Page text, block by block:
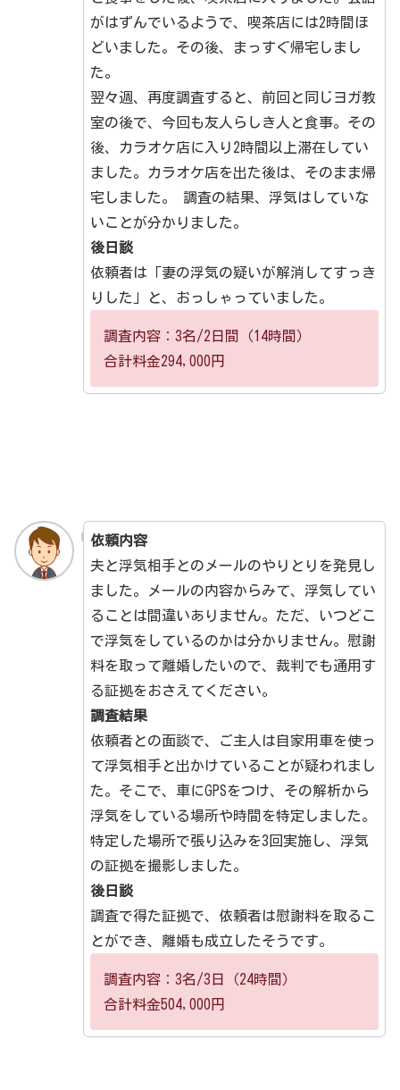
がはずんでいるようで、喫茶店には2時間ほ
どいました。その後、まっすぐ帰宅しまし
た。
翌々週、再度調査すると、前回と同じヨガ教
室の後で、今回も友人らしき人と食事。その
後、カラオケ店に入り2時間以上滞在してい
ました。カラオケ店を出た後は、そのまま帰
宅しました。 調査の結果、浮気はしていな
いことが分かりました。
後日談
依頼者は「妻の浮気の疑いが解消してすっき
りした」と、おっしゃっていました。
調査内容：3名/2日間（14時間）
合計料金294,000円
依頼内容
夫と浮気相手とのメールのやりとりを発見し
ました。メールの内容からみて、浮気してい
ることは間違いありません。ただ、いつどこ
で浮気をしているのかは分かりません。慰謝
料を取って離婚したいので、裁判でも通用す
る証拠をおさえてください。
調査結果
依頼者との面談で、ご主人は自家用車を使っ
て浮気相手と出かけていることが疑われまし
た。そこで、車にGPSをつけ、その解析から
浮気をしている場所や時間を特定しました。
特定した場所で張り込みを3回実施し、浮気
の証拠を撮影しました。
後日談
調査で得た証拠で、依頼者は慰謝料を取るこ
とができ、離婚も成立したそうです。
調査内容：3名/3日（24時間）
合計料金504,000円